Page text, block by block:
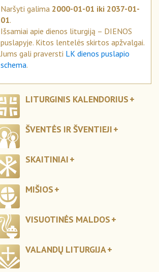
Naršyti galima 2000-01-01 iki 2037-01-
01.
Išsamiai apie dienos liturgiją – DIENOS
puslapyje. Kitos lentelės skirtos apžvalgai.
Jums gali praversti LK dienos puslapio
schema.
LITURGINIS KALENDORIUS
ŠVENTĖS IR ŠVENTIEJI
SKAITINIAI
MIŠIOS
VISUOTINĖS MALDOS
VALANDŲ LITURGIJA